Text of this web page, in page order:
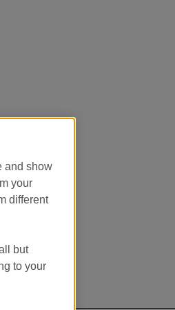
and show
your
different
but
to your